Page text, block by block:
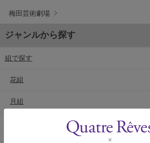
梅田芸術劇場
ジャンルから探す
組で探す
花組
月組